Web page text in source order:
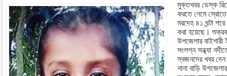
মুক্তখবর ডেস্ক
করতে নেমে স্রোতে
মরদেহ ৪১ ঘন্টা
করা হয়েছে।
উপজেলার বাইশারী
সংলগ্ন সন্ধ্যা
স্বজনদের খবর
নানা বাড়ি